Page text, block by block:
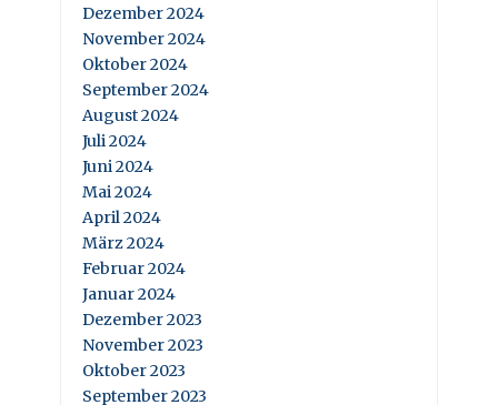
Dezember 2024
November 2024
Oktober 2024
September 2024
August 2024
Juli 2024
Juni 2024
Mai 2024
April 2024
März 2024
Februar 2024
Januar 2024
Dezember 2023
November 2023
Oktober 2023
September 2023